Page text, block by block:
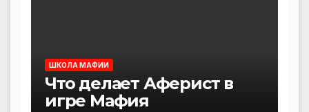
ШКОЛА МАФИИ
Что делает Аферист в
игре Мафия